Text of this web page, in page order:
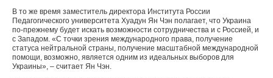
В то же время заместитель директора Института России
Педагогического университета Хуадун Ян Чэн полагает, что Украина
по-прежнему будет искать возможности сотрудничества и с Россией, и
с Западом. «С точки зрения международного права, получение
статуса нейтральной страны, получение масштабной международной
помощи, возможно, является одним из идеальных выборов для
Украины», – считает Ян Чэн.